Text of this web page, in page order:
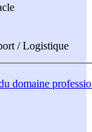
/ Logistique
domaine